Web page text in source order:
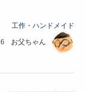
工作・ハンドメイド
お父ちゃん